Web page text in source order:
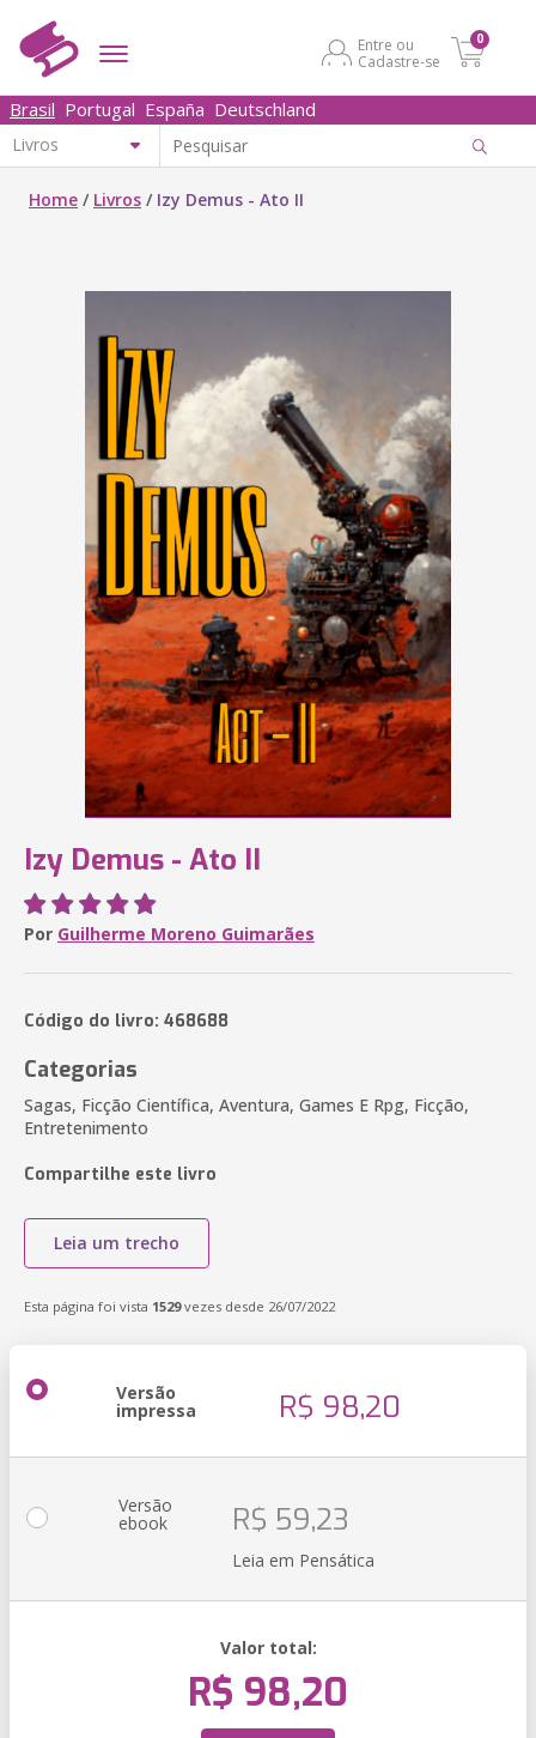
Entre ou
Cadastre-se
0
Brasil Portugal España Deutschland
Home / Livros / Izy Demus - Ato II
Izy Demus - Ato II
Por Guilherme Moreno Guimarães
Código do livro: 468688
Categorias
Sagas, Ficção Científica, Aventura, Games E Rpg, Ficção,
Entretenimento
Compartilhe este livro
Leia um trecho
Esta página foi vista 1529vezes desde 26/07/2022
Versão
impressa R$ 98,20
Versão
ebook R$ 59,23
Leia em Pensática
Valor total:
R$ 98,20